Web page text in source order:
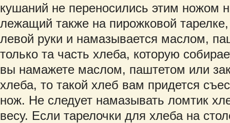
кушаний не переносились этим ножом
лежащий также на пирожковой
левой руки и намазывается маслом,
только та часть хлеба, которую
вы намажете маслом, паштетом или
хлеба, то такой хлеб вам придется
нож. Не следует намазывать ломтик
весу. Если тарелочки для хлеба на